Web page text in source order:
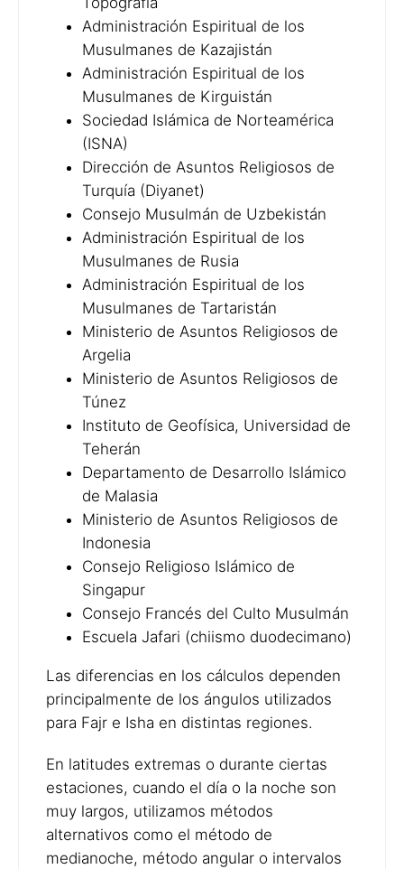
Administración Espiritual de los
Musulmanes de Kazajistán
Administración Espiritual de los
Musulmanes de Kirguistán
Sociedad Islámica de Norteamérica
(ISNA)
Dirección de Asuntos Religiosos de
Turquía (Diyanet)
Consejo Musulmán de Uzbekistán
Administración Espiritual de los
Musulmanes de Rusia
Administración Espiritual de los
Musulmanes de Tartaristán
Ministerio de Asuntos Religiosos de
Argelia
Ministerio de Asuntos Religiosos de
Túnez
Instituto de Geofísica, Universidad de
Teherán
Departamento de Desarrollo Islámico
de Malasia
Ministerio de Asuntos Religiosos de
Indonesia
Consejo Religioso Islámico de
Singapur
Consejo Francés del Culto Musulmán
Escuela Jafari (chiismo duodecimano)
Las diferencias en los cálculos dependen
principalmente de los ángulos utilizados
para Fajr e Isha en distintas regiones.
En latitudes extremas o durante ciertas
estaciones, cuando el día o la noche son
muy largos, utilizamos métodos
alternativos como el método de
medianoche, método angular o intervalos